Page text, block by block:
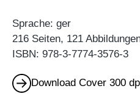
Sprache: ger
216 Seiten, 121
ISBN: 978-3-7774-3576-3
Download Cover 300